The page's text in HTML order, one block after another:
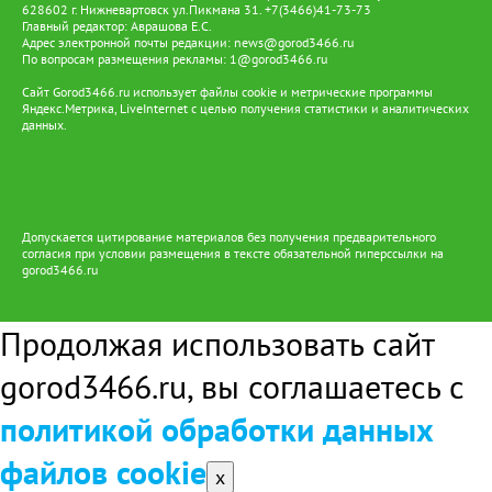
628602 г. Нижневартовск ул.Пикмана 31. +7(3466)41-73-73
Главный редактор: Аврашова Е.С.
Адрес электронной почты редакции: news@gorod3466.ru
По вопросам размещения рекламы: 1@gorod3466.ru
Сайт Gorod3466.ru использует файлы cookie и метрические программы
Яндекс.Метрика, LiveInternet с целью получения статистики и аналитических
данных.
Допускается цитирование материалов без получения предварительного
согласия при условии размещения в тексте обязательной гиперссылки на
gorod3466.ru
Продолжая использовать сайт
gorod3466.ru, вы соглашаетесь с
политикой обработки данных
файлов cookie x